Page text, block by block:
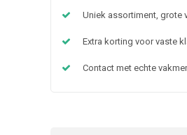
Uniek assortiment, grote
Extra korting voor vaste
Contact met echte